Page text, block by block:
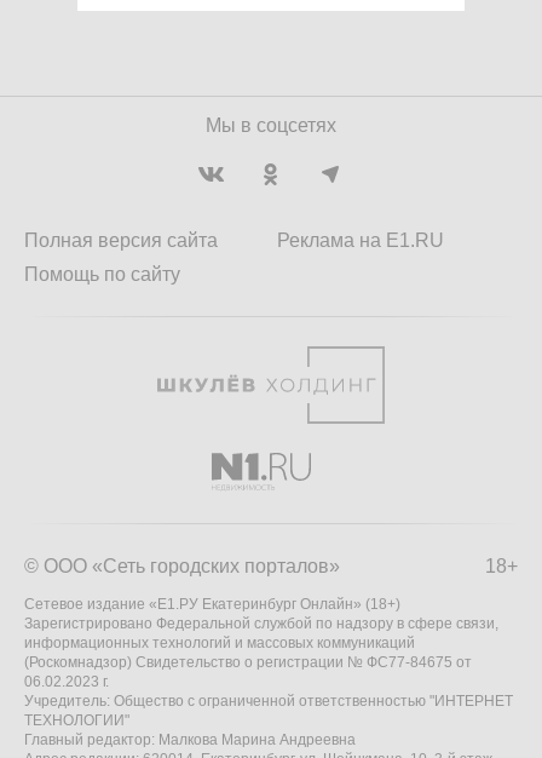
Мы в соцсетях
Полная версия сайта
Помощь по сайту
Реклама на E1.RU
18+
© ООО «Сеть городских порталов»
Сетевое издание «Е1.РУ Екатеринбург Онлайн» (18+)
Зарегистрировано Федеральной службой по надзору в сфере связи,
информационных технологий и массовых коммуникаций
(Роскомнадзор) Свидетельство о регистрации № ФС77-84675 от
06.02.2023 г.
Учредитель: Общество с ограниченной ответственностью "ИНТЕРНЕТ
ТЕХНОЛОГИИ"
Главный редактор: Малкова Марина Андреевна